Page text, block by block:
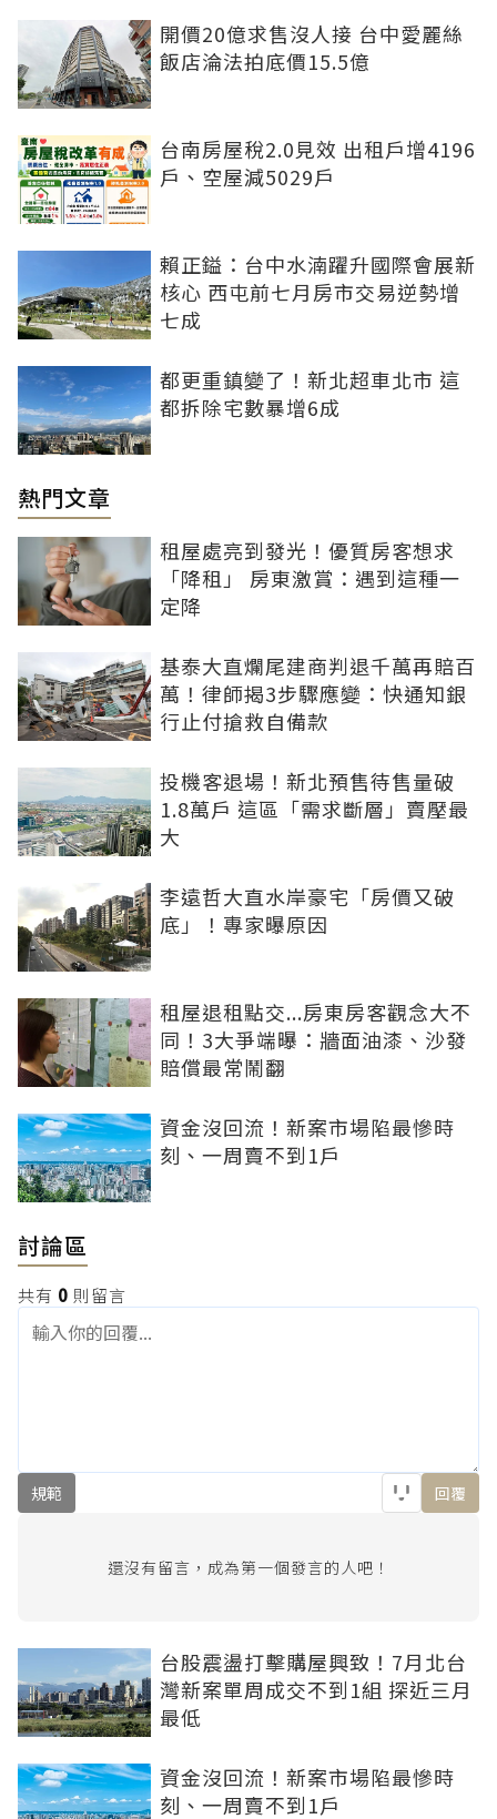
開價20億求售沒人接 台中愛麗絲
飯店淪法拍底價15.5億
台南房屋稅2.0見效 出租戶增4196
戶、空屋減5029戶
賴正鎰：台中水湳躍升國際會展新
核心 西屯前七月房市交易逆勢增
七成
都更重鎮變了！新北超車北市 這
都拆除宅數暴增6成
熱門文章
租屋處亮到發光！優質房客想求
「降租」 房東激賞：遇到這種一
定降
基泰大直爛尾建商判退千萬再賠百
萬！律師揭3步驟應變：快通知銀
行止付搶救自備款
投機客退場！新北預售待售量破
1.8萬戶 這區「需求斷層」賣壓最
大
李遠哲大直水岸豪宅「房價又破
底」！專家曝原因
租屋退租點交...房東房客觀念大不
同！3大爭端曝：牆面油漆、沙發
賠償最常鬧翻
資金沒回流！新案市場陷最慘時
刻、一周賣不到1戶
討論區
共有 0 則留言
規範 回覆
還沒有留言，成為第一個發言的人吧！
台股震盪打擊購屋興致！7月北台
灣新案單周成交不到1組 探近三月
最低
資金沒回流！新案市場陷最慘時
刻、一周賣不到1戶